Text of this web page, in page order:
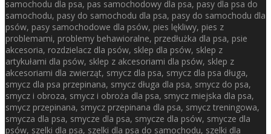
samochodu dla psa, pas samochodowy dla psa, pasy dla psa do
samochodu, pasy do samochodu dla psa, pasy do samochodu dla
psów, pasy samochodowe dla psów, pies lękliwy, pies z
problemami, problemy behawioralne, przedłużka dla psa, psie
akcesoria, rozdzielacz dla psów, sklep dla psów, sklep z
artykułami dla psów, sklep z akcesoriami dla psów, sklep z
akcesoriami dla zwierząt, smycz dla psa, smycz dla psa długa,
smycz dla psa przepinana, smycz długa dla psa, smycz do psa,
smycz i obroza, smycz i obroża dla psa, smycz miejska dla psa,
smycz przepinana, smycz przepinana dla psa, smycz treningowa,
smycza dla psa, smycze dla psa, smycze dla psów, smycze dla
psów, szelki dla psa, szelki dla psa do samochodu, szelki dla